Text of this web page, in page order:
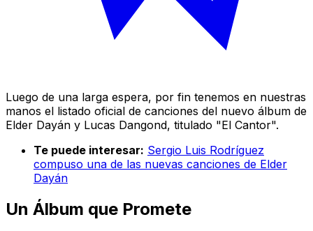
Luego de una larga espera, por fin tenemos en nuestras
manos el listado oficial de canciones del nuevo álbum de
Elder Dayán y Lucas Dangond, titulado "El Cantor".
Te puede interesar: Sergio Luis Rodríguez
compuso una de las nuevas canciones de Elder
Dayán
Un Álbum que Promete